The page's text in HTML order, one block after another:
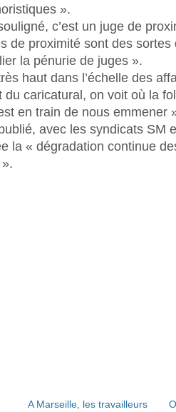
».
c’est un juge de
de proximité sont des
la pénurie de juges ».
haut dans l’échelle des
du caricatural, on voit où la
en train de nous emmener
avec les syndicats SM
la « dégradation continue
A Marseille, les travailleurs